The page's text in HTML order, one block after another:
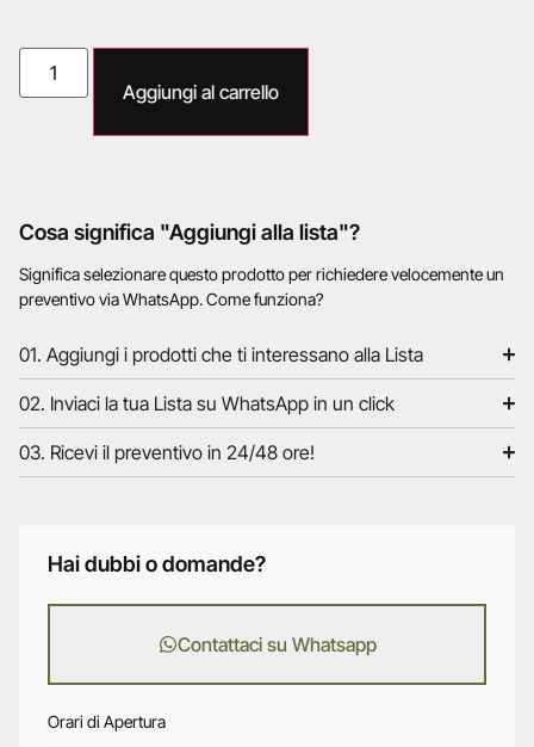
Aggiungi al carrello
Cosa significa "Aggiungi alla lista"?
Significa selezionare questo prodotto per richiedere velocemente un
preventivo via WhatsApp. Come funziona?
01. Aggiungi i prodotti che ti interessano alla Lista
02. Inviaci la tua Lista su WhatsApp in un click
03. Ricevi il preventivo in 24/48 ore!
Hai dubbi o domande?
Contattaci su Whatsapp
Orari di Apertura